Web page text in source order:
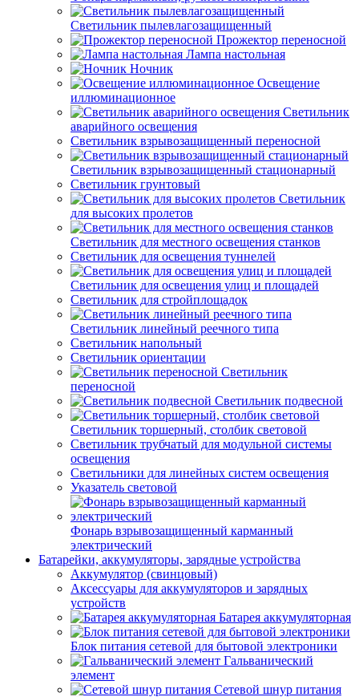
Светильник пылевлагозащищенный
Прожектор переносной
Лампа настольная
Ночник
Освещение
иллюминационное
Светильник
аварийного освещения
Светильник взрывозащищенный переносной
Светильник взрывозащищенный стационарный
Светильник грунтовый
Светильник
для высоких пролетов
Светильник для местного освещения станков
Светильник для освещения туннелей
Светильник для освещения улиц и площадей
Светильник для стройплощадок
Светильник линейный реечного типа
Светильник напольный
Светильник ориентации
Светильник
переносной
Светильник подвесной
Светильник торшерный, столбик световой
Светильник трубчатый для модульной системы
освещения
Светильники для линейных систем освещения
Указатель световой
Фонарь взрывозащищенный карманный
электрический
Батарейки, аккумуляторы, зарядные устройства
Аккумулятор (свинцовый)
Аксессуары для аккумуляторов и зарядных
устройств
Батарея аккумуляторная
Блок питания сетевой для бытовой электроники
Гальванический
элемент
Сетевой шнур питания